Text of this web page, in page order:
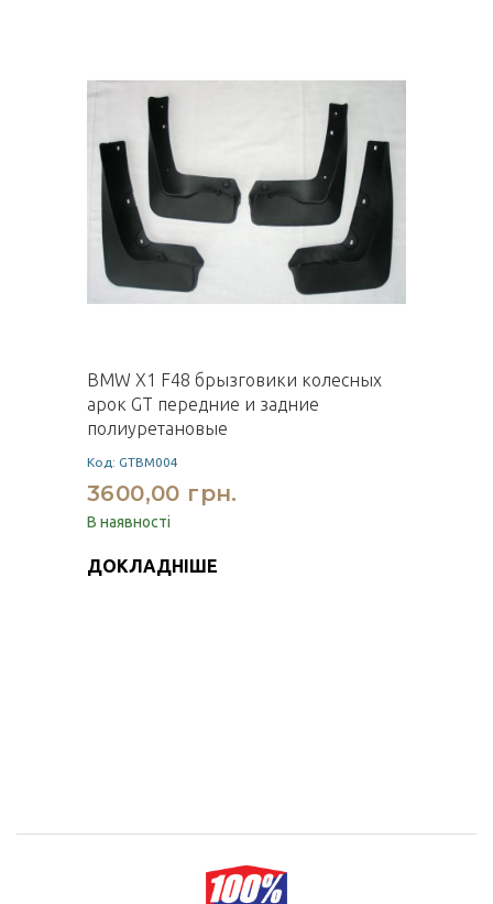
BMW X1 F48 брызговики колесных
арок GT передние и задние
полиуретановые
Код: GTBM004
3600,00 грн.
В наявності
ДОКЛАДНІШЕ